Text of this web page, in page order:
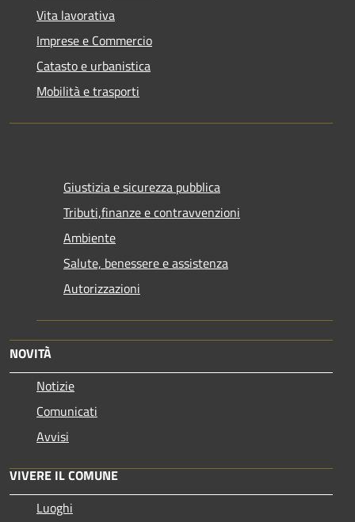
Vita lavorativa
Imprese e Commercio
Catasto e urbanistica
Mobilità e trasporti
Giustizia e sicurezza pubblica
Tributi,finanze e contravvenzioni
Ambiente
Salute, benessere e assistenza
Autorizzazioni
NOVITÀ
Notizie
Comunicati
Avvisi
VIVERE IL COMUNE
Luoghi